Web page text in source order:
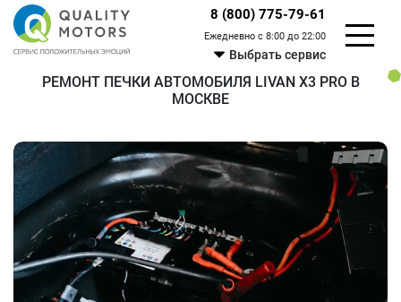
8 (800) 775-79-61
Ежедневно с 8:00 до 22:00
Выбрать сервис
РЕМОНТ ПЕЧКИ АВТОМОБИЛЯ LIVAN X3 PRO В
МОСКВЕ